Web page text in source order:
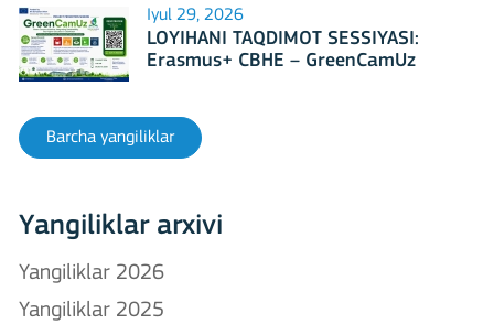
Iyul 29, 2026
LOYIHANI TAQDIMOT SESSIYASI:
Erasmus+ CBHE – GreenCamUz
Barcha yangiliklar
Yangiliklar arxivi
Yangiliklar 2026
Yangiliklar 2025